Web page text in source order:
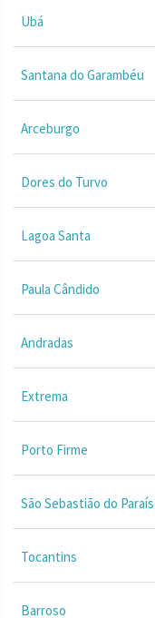
Ubá
Santana do Garambéu
Arceburgo
Dores do Turvo
Lagoa Santa
Paula Cândido
Andradas
Extrema
Porto Firme
São Sebastião do
Tocantins
Barroso